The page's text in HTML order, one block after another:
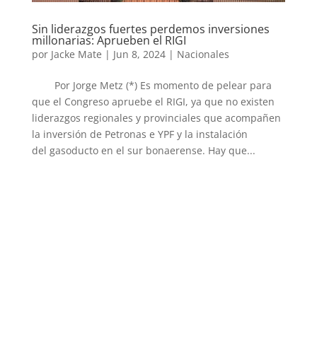
Sin liderazgos fuertes perdemos inversiones
millonarias: Aprueben el RIGI
por Jacke Mate | Jun 8, 2024| Nacionales
Por Jorge Metz (*) Es momento de pelear para
que el Congreso apruebe el RIGI, ya que no existen
liderazgos regionales y provinciales que acompañen
la inversión de Petronas e YPF y la instalación
del gasoducto en el sur bonaerense. Hay que...